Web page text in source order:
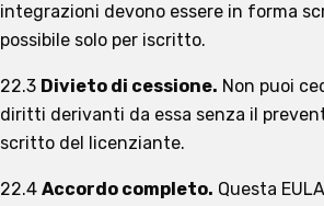
integrazioni devono essere in forma
possibile solo per iscritto.
22.3 Divieto di cessione. Non puoi
diritti derivanti da essa senza il
scritto del licenziante.
22.4 Accordo completo. Questa